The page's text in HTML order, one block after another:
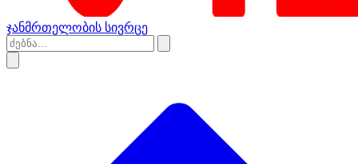
ჯანმრთელობის სივრცე